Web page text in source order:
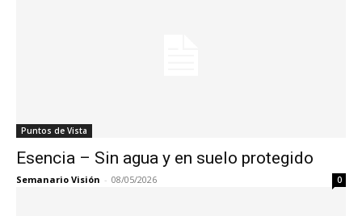
Puntos de Vista
Esencia – Sin agua y en suelo protegido
Semanario Visión - 08/05/2026 0